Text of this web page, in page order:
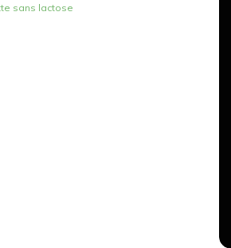
sans lactose
être